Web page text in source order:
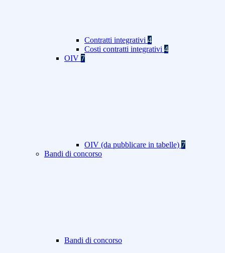
Contratti integrativi 4
Costi contratti integrativi 4
OIV 7
OIV (da pubblicare in tabelle) 7
Bandi di concorso
Bandi di concorso